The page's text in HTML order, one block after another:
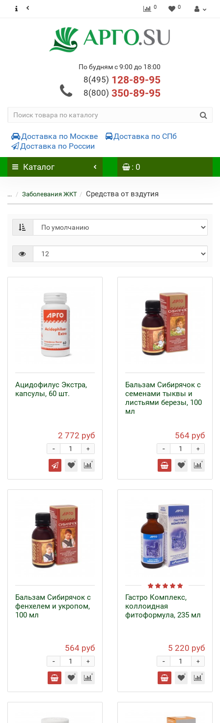
0 0
По будням с 9:00 до 18:00
8(495) 128-89-95
8(800) 350-89-95
Доставка по Москве
Доставка по СПб
Доставка по России
Каталог : 0
... Заболевания ЖКТ Средства от вздутия
Ацидофилус Экстра,
капсулы, 60 шт.
2 772 руб
+
-
Бальзам Сибирячок с
семенами тыквы и
листьями березы, 100
мл
564 руб
+
-
Бальзам Сибирячок с
фенхелем и укропом,
100 мл
564 руб
+
-
Гастро Комплекс,
коллоидная
фитоформула, 235 мл
5 220 руб
+
-